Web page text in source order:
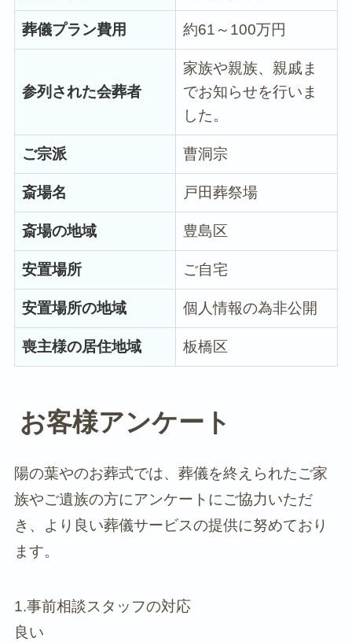
葬儀プラン費用 約61～100万円︎
参列された会葬者
家族や親族、親戚ま
でお知らせを行いま
した。
ご宗派 曹洞宗
斎場名 戸田葬祭場
斎場の地域 豊島区
安置場所 ご自宅
安置場所の地域 個人情報の為非公開
喪主様の居住地域 板橋区
お客様アンケート
陽の葉やのお葬式では、葬儀を終えられたご家
族やご遺族の方にアンケートにご協力いただ
き、より良い葬儀サービスの提供に努めており
ます。
1.事前相談スタッフの対応
良い